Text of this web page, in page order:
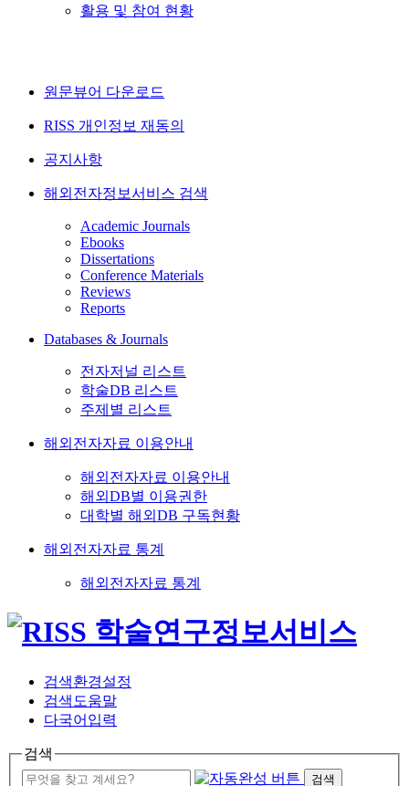
활용 및 참여 현황
원문뷰어 다운로드
RISS 개인정보 재동의
공지사항
해외전자정보서비스 검색
Academic Journals
Ebooks
Dissertations
Conference Materials
Reviews
Reports
Databases & Journals
전자저널 리스트
학술DB 리스트
주제별 리스트
해외전자자료 이용안내
해외전자자료 이용안내
해외DB별 이용권한
대학별 해외DB 구독현황
해외전자자료 통계
해외전자자료 통계
검색환경설정
검색도움말
다국어입력
검색
검색